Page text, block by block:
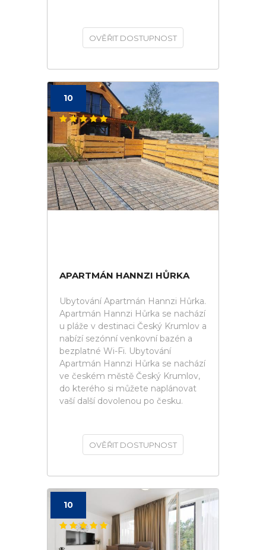
OVĚŘIT DOSTUPNOST
10
APARTMÁN HANNZI HŮRKA
Ubytování Apartmán Hannzi Hůrka.
Apartmán Hannzi Hůrka se nachází
u pláže v destinaci Český Krumlov a
nabízí sezónní venkovní bazén a
bezplatné Wi-Fi. Ubytování
Apartmán Hannzi Hůrka se nachází
ve českém městě Český Krumlov,
do kterého si můžete naplánovat
vaší další dovolenou po česku.
OVĚŘIT DOSTUPNOST
10